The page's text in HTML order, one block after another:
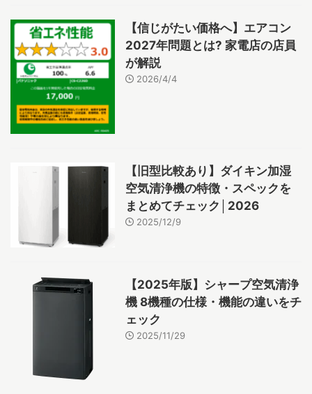
【信じがたい価格へ】エアコン
2027年問題とは? 家電店の店員
が解説
2026/4/4
【旧型比較あり】ダイキン加湿
空気清浄機の特徴・スペックを
まとめてチェック│2026
2025/12/9
【2025年版】シャープ空気清浄
機 8機種の仕様・機能の違いをチ
ェック
2025/11/29